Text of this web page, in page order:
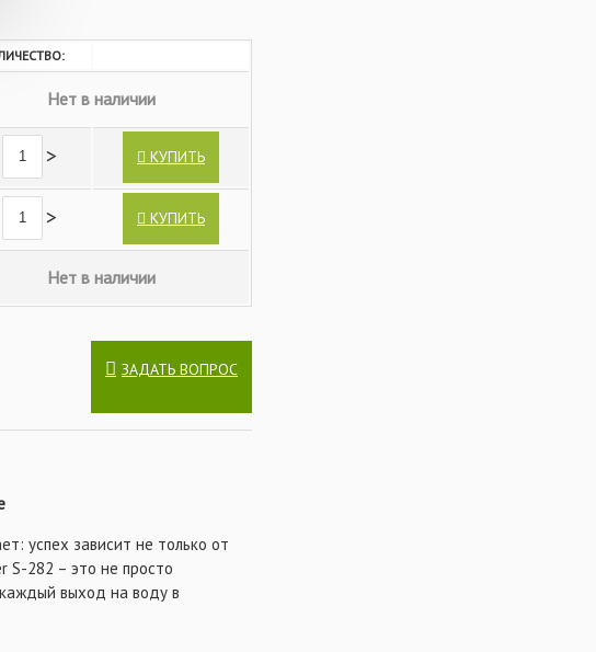
Нет в наличии
> КУПИТЬ
> КУПИТЬ
Нет в наличии
ЗАДАТЬ ВОПРОС
успех зависит не только от
S-282 – это не просто
выход на воду в